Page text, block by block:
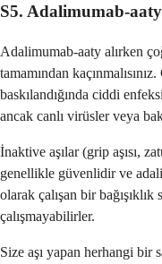
S5. Adalimumab-
Adalimumab-aaty alırken
tamamından
baskılandığında ciddi
ancak canlı virüsler veya
İnaktive aşılar (grip aşısı,
genellikle güvenlidir ve
olarak çalışan bir
çalışmayabilirler.
Size aşı yapan herhangi bir